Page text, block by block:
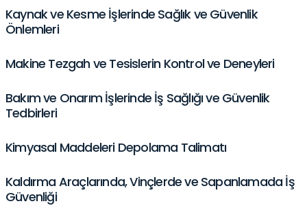
Kaynak ve Kesme İşlerinde Sağlık ve Güvenlik
Önlemleri
Makine Tezgah ve Tesislerin Kontrol ve Deneyleri
Bakım ve Onarım İşlerinde İş Sağlığı ve Güvenlik
Tedbirleri
Kimyasal Maddeleri Depolama Talimatı
Kaldırma Araçlarında, Vinçlerde ve Sapanlamada İş
Güvenliği